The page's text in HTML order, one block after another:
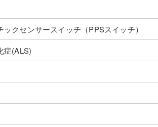
ックセンサースイッチ（PPSスイッチ）
症(ALS)